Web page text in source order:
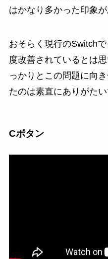
はかなり多かった印象が
おそらく現行のSwitch
度改善されているとは
っかりとこの問題に向
たのは素直にありがたい
Cボタン